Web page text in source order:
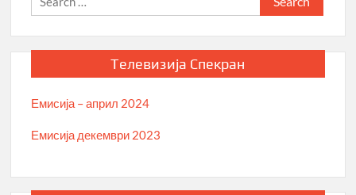
for:
Телевизија Спекран
Емисија – април 2024
Емисија декември 2023